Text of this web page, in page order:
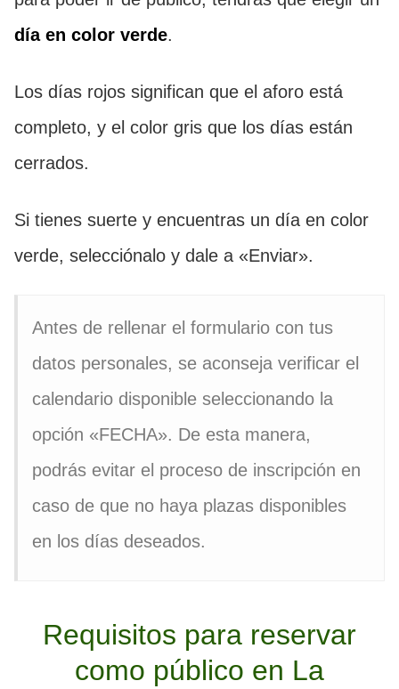
día en color verde.
Los días rojos significan que el aforo está
completo, y el color gris que los días están
cerrados.
Si tienes suerte y encuentras un día en color
verde, selecciónalo y dale a «Enviar».
Antes de rellenar el formulario con tus
datos personales, se aconseja verificar el
calendario disponible seleccionando la
opción «FECHA». De esta manera,
podrás evitar el proceso de inscripción en
caso de que no haya plazas disponibles
en los días deseados.
Requisitos para reservar
como público en La